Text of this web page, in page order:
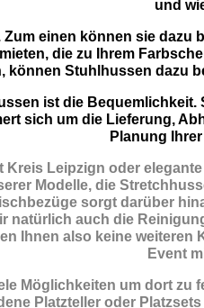
und
einen können sie
die zu Ihrem
können Stuhlhussen dazu
ist die
sich um die Lieferung,
Planung
Leipzign oder
Modelle, die
sorgt darüber
natürlich auch die
Ihnen also keine
Event
Möglichkeiten um dort zu
Platzteller oder